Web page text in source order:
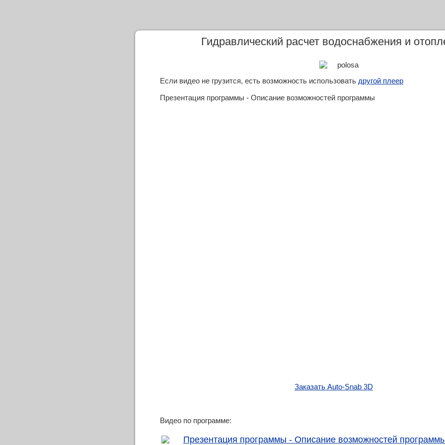
Гидравлический расчет водоснабжения и
Если видео не грузится, есть возможность использовать другой плеер
Презентация программы - Описание возможностей программы
Заказать Auto-Snab 3D
Видео по программе:
Презентация программы - Описание возможностей